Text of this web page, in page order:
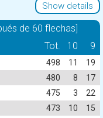
Show details
de 60 flechas]
Tot. 10 9
498 11
19
480 8
17
475 3
22
473 10 15